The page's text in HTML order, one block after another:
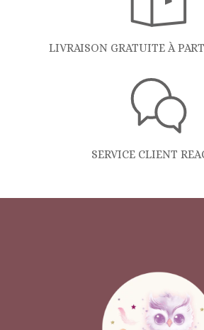
LIVRAISON GRATUITE À
SERVICE CLIENT